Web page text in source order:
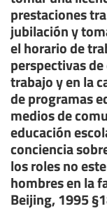
prestaciones
jubilación y
el horario de
perspectivas
trabajo y en la
de programas
medios de
educación
conciencia
los roles no
hombres en la
Beijing, 1995